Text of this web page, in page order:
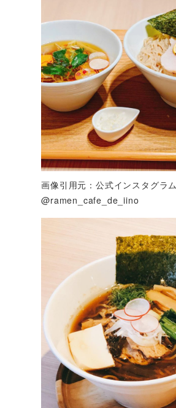
画像引用元：公式インスタグラム
@ramen_cafe_de_iino